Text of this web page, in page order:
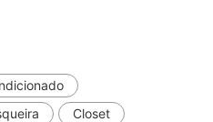
Closet